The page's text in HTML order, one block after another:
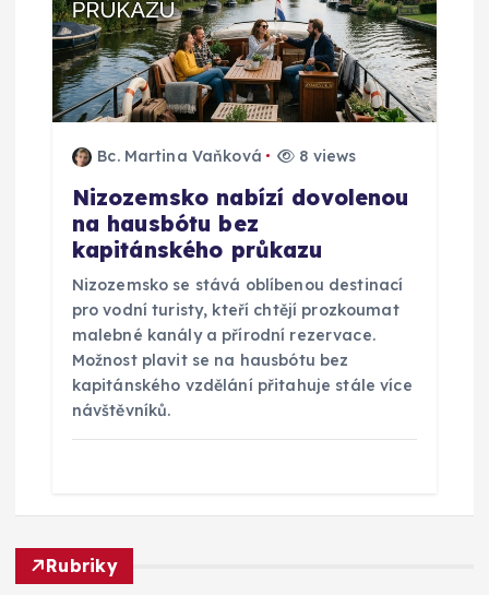
Bc. Martina Vaňková 8 views
Nizozemsko nabízí dovolenou
na hausbótu bez
kapitánského průkazu
Nizozemsko se stává oblíbenou destinací
pro vodní turisty, kteří chtějí prozkoumat
malebné kanály a přírodní rezervace.
Možnost plavit se na hausbótu bez
kapitánského vzdělání přitahuje stále více
návštěvníků.
Rubriky